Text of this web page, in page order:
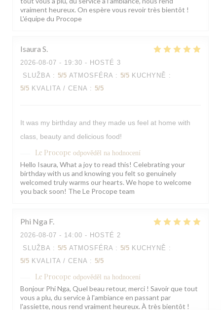
vraiment heureux. On espère vous revoir très bientôt !
L'équipe du Procope
Isaura S
2026-08-07 - 19:30 - HOSTÉ 3
SLUŽBA : 5/5 ATMOSFÉRA : 5/5 KUCHYNĚ :
5/5 KVALITA / CENA : 5/5
It was my birthday and they made us feel at home with
class, beauty and delicious food!
Le Procope odpověděl na hodnocení
Hello Isaura, What a joy to read this! Celebrating your
birthday with us and knowing you felt so genuinely
welcomed truly warms our hearts. We hope to welcome
you back soon! The Le Procope team
Phi Nga F
2026-08-07 - 14:00 - HOSTÉ 2
SLUŽBA : 5/5 ATMOSFÉRA : 5/5 KUCHYNĚ :
5/5 KVALITA / CENA : 5/5
Le Procope odpověděl na hodnocení
Bonjour Phi Nga, Quel beau retour, merci ! Savoir que tout
vous a plu, du service à l'ambiance en passant par
l'assiette, nous rend vraiment heureux. À très bientôt !